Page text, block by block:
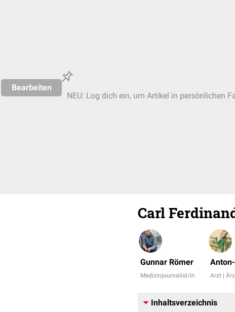
Bearbeiten
NEU: Log dich ein, um Artikel in persönlichen
Carl
Gunnar Römer
Medizinjournalist/in Arzt |
Inhaltsverzeichnis